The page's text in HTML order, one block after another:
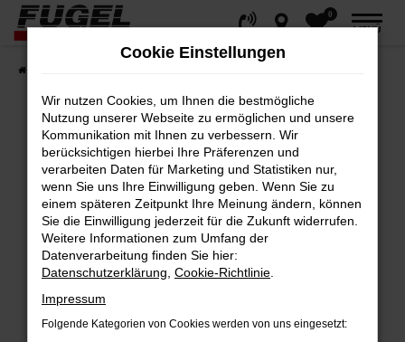
Zum
Hauptinhalt
springen
0
MENÜ
Fehler: Network Error
Beim Laden ist ein Fehler aufgetreten.
Hier sind ein paar Tipps, die dir helfen können:
Überprüfe deine Firewall und deine
Internetverbindung.
Laden andere Webseiten, zum Beispiel
deine Suchmaschine?
Cookie Einstellungen
Wir nutzen Cookies, um Ihnen die bestmögliche
Nutzung unserer Webseite zu ermöglichen und unsere
Kommunikation mit Ihnen zu verbessern. Wir
berücksichtigen hierbei Ihre Präferenzen und
verarbeiten Daten für Marketing und Statistiken nur,
wenn Sie uns Ihre Einwilligung geben. Wenn Sie zu
einem späteren Zeitpunkt Ihre Meinung ändern, können
Sie die Einwilligung jederzeit für die Zukunft widerrufen.
Weitere Informationen zum Umfang der
Datenverarbeitung finden Sie hier:
Datenschutzerklärung Cookie-Richtlinie
Impressum
Folgende Kategorien von Cookies werden von uns eingesetzt: